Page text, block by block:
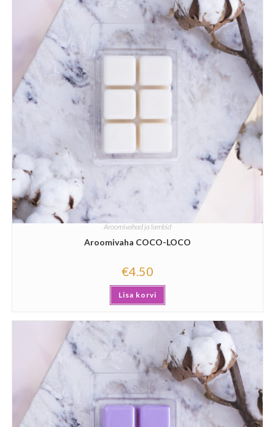
Aroomivahad ja lambid
Aroomivaha COCO-LOCO
€4.50
Lisa korvi